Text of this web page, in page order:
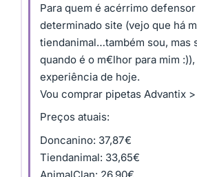
Para quem é acérrimo
determinado site (vejo que há
tiendanimal…também sou, mas
quando é o m€lhor para mim
experiência de hoje.
Vou comprar pipetas Advantix >
Preços atuais:
Doncanino: 37,87€
Tiendanimal: 33,65€